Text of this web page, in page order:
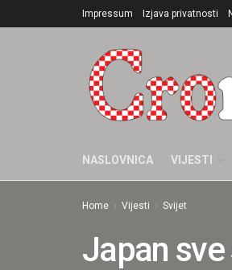
Impressum Izjava privatnosti
NASLOVNICA VIJESTI
Home Vijesti Svijet
Japan